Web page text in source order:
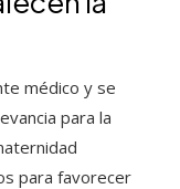
médico y se
para la
para favorecer